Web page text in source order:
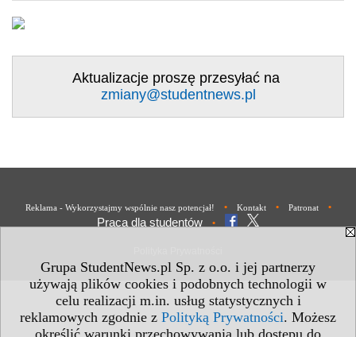
Grupa StudentNews.pl Sp. z o.o. i jej partnerzy
używają plików cookies i podobnych technologii w
celu realizacji m.in. usług statystycznych i
reklamowych zgodnie z Polityką Prywatności. Możesz
określić warunki przechowywania lub dostępu do
Aktualizacje proszę przesyłać na
zmiany@studentnews.pl
Reklama - Wykorzystajmy wspólnie nasz potencjał! • Kontakt • Patronat •
Praca dla studentów •